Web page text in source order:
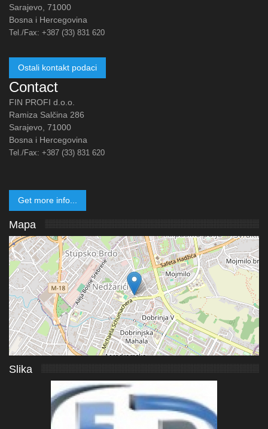
Sarajevo, 71000
Bosna i Hercegovina
Tel./Fax: +387 (33) 831 620
Ostali kontakt podaci
Contact
FIN PROFI d.o.o.
Ramiza Salčina 286
Sarajevo, 71000
Bosna i Hercegovina
Tel./Fax: +387 (33) 831 620
Get more info...
Mapa
Slika